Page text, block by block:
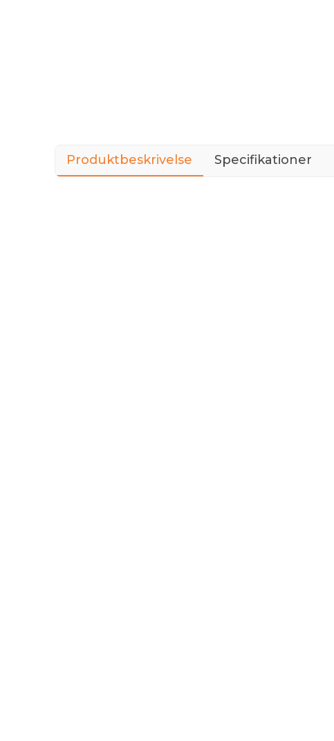
Produktbeskrivelse Specifikationer